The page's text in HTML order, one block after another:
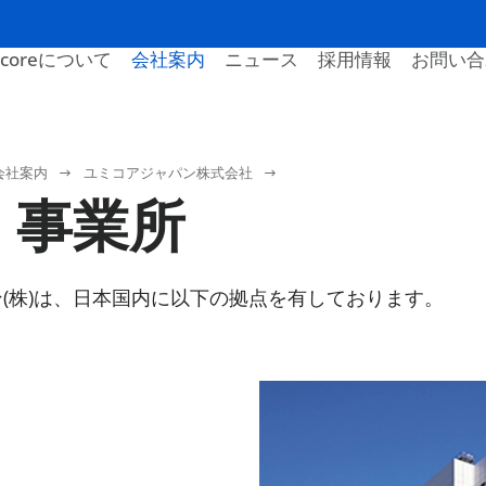
について 会社案内 ニュース 採用情報 お問い
社案内 ユミコアジャパン株式会社
業所
)は、日本国内に以下の拠点を有しております。